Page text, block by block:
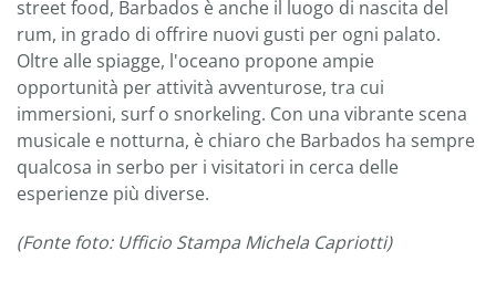
street food, Barbados è anche il luogo di nascita del
rum, in grado di offrire nuovi gusti per ogni palato.
Oltre alle spiagge, l'oceano propone ampie
opportunità per attività avventurose, tra cui
immersioni, surf o snorkeling. Con una vibrante scena
musicale e notturna, è chiaro che Barbados ha sempre
qualcosa in serbo per i visitatori in cerca delle
esperienze più diverse.
(Fonte foto: Ufficio Stampa Michela Capriotti)